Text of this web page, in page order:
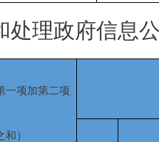
理政府信息公
一项加第二项
）